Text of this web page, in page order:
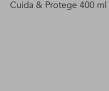
Cuida & Protege 400 ml